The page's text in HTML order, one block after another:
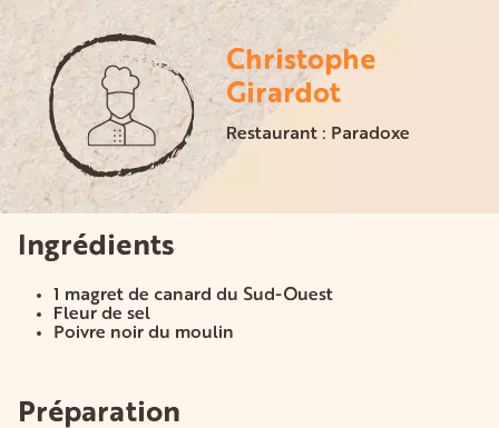
Christophe
Girardot
Restaurant : Paradoxe
Ingrédients
1 magret de canard du Sud-Ouest
Fleur de sel
Poivre noir du moulin
Préparation